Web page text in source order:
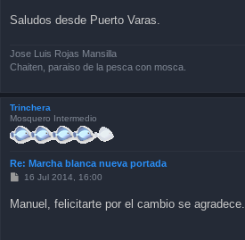
Saludos desde Puerto Varas.
Jose Luis Rojas Mansilla
Chaiten, paraiso de la pesca con mosca.
Trinchera
Mosquero Intermedio
Re: Marcha blanca nueva portada
P
t
16 Jul 2014, 16:00
Manuel, felicitarte por el cambio se agradece.